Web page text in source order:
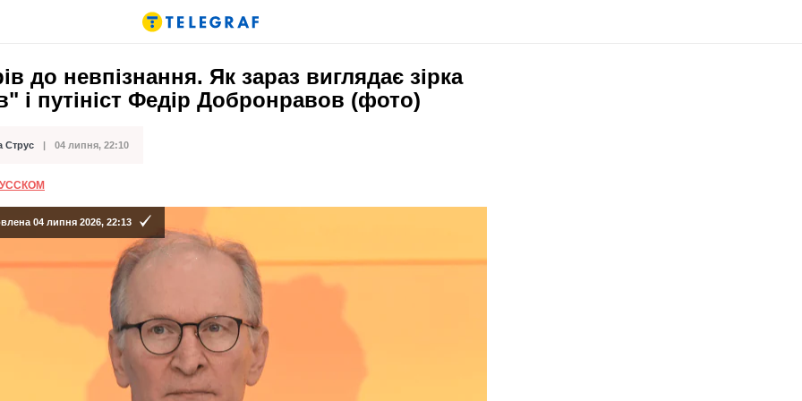
до невпізнання. Як зараз виглядає зірка
і путініст Федір Добронравов (фото)
Струс 04 липня, 22:10
04 липня 2026, 22:13